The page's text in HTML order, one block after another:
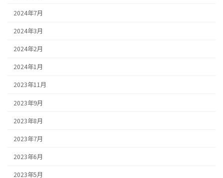
2024年7月
2024年3月
2024年2月
2024年1月
2023年11月
2023年9月
2023年8月
2023年7月
2023年6月
2023年5月